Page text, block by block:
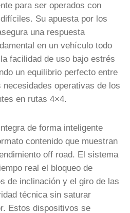
para ser operados con
Su apuesta por los
una respuesta
en un vehículo todo
facilidad de uso bajo estrés
un equilibrio perfecto entre
operativas de los
en rutas 4×4.
de forma inteligente
contenido que muestran
off road. El sistema
real el bloqueo de
de inclinación y el giro de las
técnica sin saturar
Estos dispositivos se